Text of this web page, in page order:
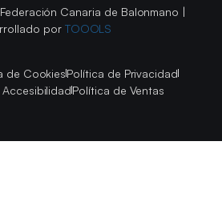
Canaria de Balonmano |
por TOOOLS
de CookiesPolítica de Privacidad
Política de Ventas